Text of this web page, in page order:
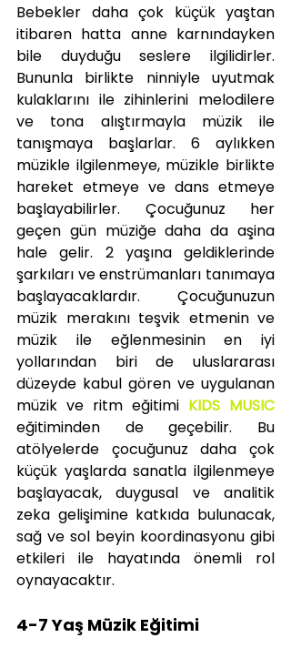
Bebekler daha çok küçük yaştan
itibaren hatta anne karnındayken
bile duyduğu seslere ilgilidirler.
Bununla birlikte ninniyle uyutmak
kulaklarını ile zihinlerini melodilere
ve tona alıştırmayla müzik ile
tanışmaya başlarlar. 6 aylıkken
müzikle ilgilenmeye, müzikle birlikte
hareket etmeye ve dans etmeye
başlayabilirler. Çocuğunuz her
geçen gün müziğe daha da aşina
hale gelir. 2 yaşına geldiklerinde
şarkıları ve enstrümanları tanımaya
başlayacaklardır. Çocuğunuzun
müzik merakını teşvik etmenin ve
müzik ile eğlenmesinin en iyi
yollarından biri de uluslararası
düzeyde kabul gören ve uygulanan
müzik ve ritm eğitimi KIDS MUSIC
eğitiminden de geçebilir. Bu
atölyelerde çocuğunuz daha çok
küçük yaşlarda sanatla ilgilenmeye
başlayacak, duygusal ve analitik
zeka gelişimine katkıda bulunacak,
sağ ve sol beyin koordinasyonu gibi
etkileri ile hayatında önemli rol
oynayacaktır.
4-7 Yaş Müzik Eğitimi